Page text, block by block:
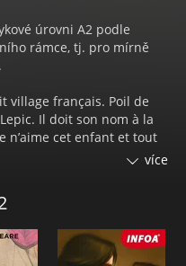
úrovni A2 podle
rámce, tj. pro mírně
village français. Poil de
Il doit son nom à la
n’aime cet enfant et tout
qui l’accueille parfois.
román, jehož autorem
rodilým
více